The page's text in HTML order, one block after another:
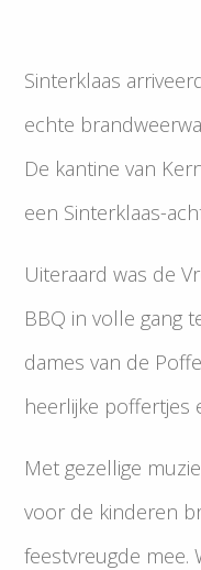
Sinterklaas
echte
De kantine van
een Sinterklaas-
Uiteraard was de
BBQ in volle gang
dames van de
heerlijke poffertjes
Met gezellige
voor de kinderen
feestvreugde mee.